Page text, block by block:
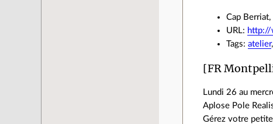
Cap
URL: http://
Tags:atelier
[FR
Lundi 26 au
Aplose Pole
Gérez votre